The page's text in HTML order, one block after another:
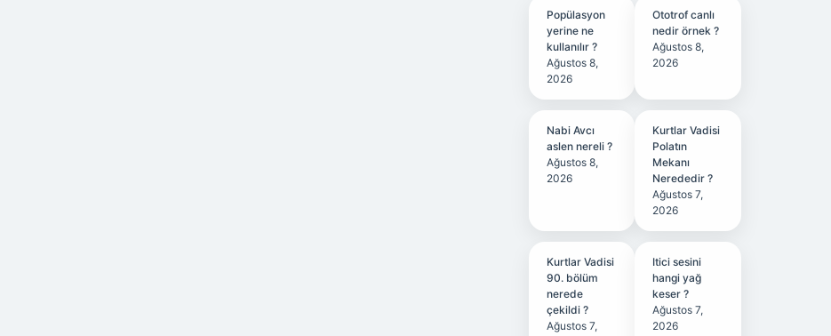
Popülasyon
yerine ne
kullanılır ?
Ağustos 8,
2026
Ototrof canlı
nedir örnek ?
Ağustos 8,
2026
Nabi Avcı
aslen nereli ?
Ağustos 8,
2026
Kurtlar Vadisi
Polatın
Mekanı
Nerededir ?
Ağustos 7,
2026
Kurtlar Vadisi
90. bölüm
nerede
çekildi ?
Ağustos 7,
Itici sesini
hangi yağ
keser ?
Ağustos 7,
2026